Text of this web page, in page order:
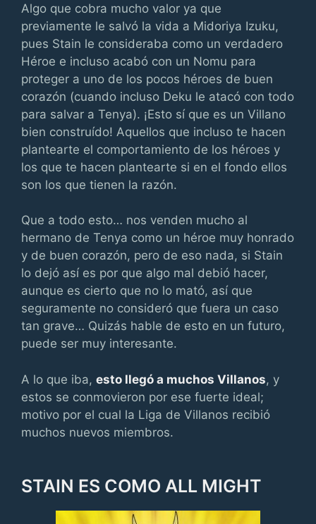
Algo que cobra mucho valor ya que
previamente le salvó la vida a Midoriya Izuku,
pues Stain le consideraba como un verdadero
Héroe e incluso acabó con un Nomu para
proteger a uno de los pocos héroes de buen
corazón (cuando incluso Deku le atacó con todo
para salvar a Tenya). ¡Esto sí que es un Villano
bien construído! Aquellos que incluso te hacen
plantearte el comportamiento de los héroes y
los que te hacen plantearte si en el fondo ellos
son los que tienen la razón.
Que a todo esto… nos venden mucho al
hermano de Tenya como un héroe muy honrado
y de buen corazón, pero de eso nada, si Stain
lo dejó así es por que algo mal debió hacer,
aunque es cierto que no lo mató, así que
seguramente no consideró que fuera un caso
tan grave… Quizás hable de esto en un futuro,
puede ser muy interesante.
A lo que iba, esto llegó a muchos Villanos, y
estos se conmovieron por ese fuerte ideal;
motivo por el cual la Liga de Villanos recibió
muchos nuevos miembros.
STAIN ES COMO ALL MIGHT